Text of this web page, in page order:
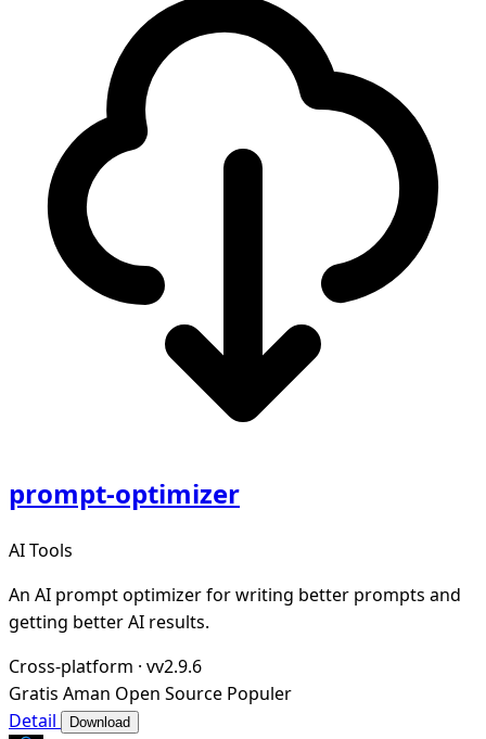
prompt-optimizer
AI Tools
An AI prompt optimizer for writing better prompts and
getting better AI results.
Cross-platform · vv2.9.6
Gratis Aman Open Source Populer
Detail
Download